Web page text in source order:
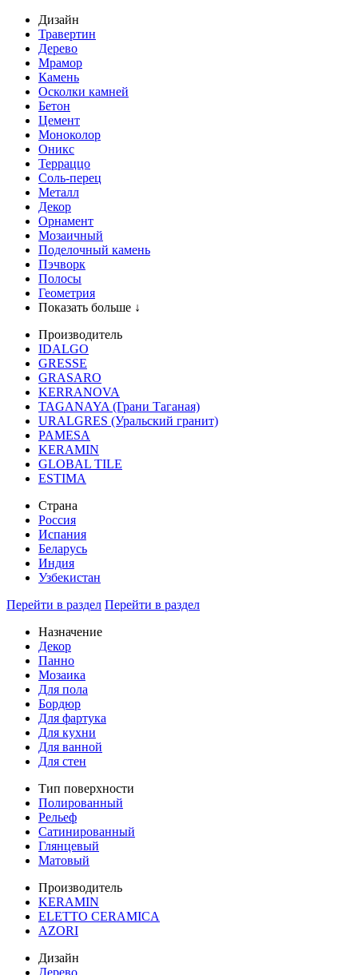
Дизайн
Травертин
Дерево
Мрамор
Камень
Осколки камней
Бетон
Цемент
Моноколор
Оникс
Терраццо
Соль-перец
Металл
Декор
Орнамент
Мозаичный
Поделочный камень
Пэчворк
Полосы
Геометрия
Показать больше ↓
Производитель
IDALGO
GRESSE
GRASARO
KERRANOVA
TAGANAYA (Грани Таганая)
URALGRES (Уральский гранит)
PAMESA
KERAMIN
GLOBAL TILE
ESTIMA
Страна
Россия
Испания
Беларусь
Индия
Узбекистан
Перейти в раздел Перейти в раздел
Назначение
Декор
Панно
Мозаика
Для пола
Бордюр
Для фартука
Для кухни
Для ванной
Для стен
Тип поверхности
Полированный
Рельеф
Сатинированный
Глянцевый
Матовый
Производитель
KERAMIN
ELETTO CERAMICA
AZORI
Дизайн
Дерево